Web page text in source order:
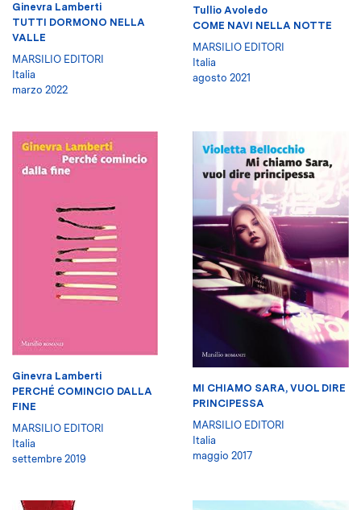
Ginevra Lamberti
TUTTI DORMONO NELLA
VALLE
MARSILIO EDITORI
Italia
marzo 2022
Tullio Avoledo
COME NAVI NELLA NOTTE
MARSILIO EDITORI
Italia
agosto 2021
Ginevra Lamberti
PERCHÉ COMINCIO DALLA
FINE
MARSILIO EDITORI
Italia
settembre 2019
MI CHIAMO SARA, VUOL DIRE
PRINCIPESSA
MARSILIO EDITORI
Italia
maggio 2017